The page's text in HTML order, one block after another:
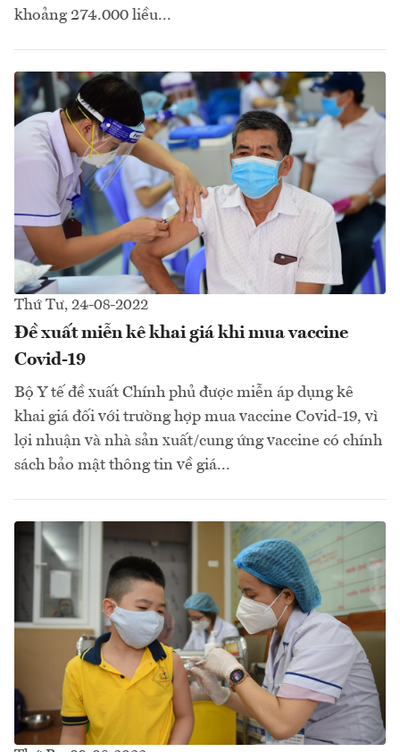
khoảng 274.000 liều...
Thứ Tư, 24-08-2022
Đề xuất miễn kê khai giá khi mua vaccine
Covid-19
Bộ Y tế đề xuất Chính phủ được miễn áp dụng kê
khai giá đối với trường hợp mua vaccine Covid-19, vì
lợi nhuận và nhà sản xuất/cung ứng vaccine có chính
sách bảo mật thông tin về giá...